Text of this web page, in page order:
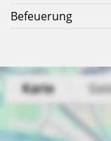
Befeuerung